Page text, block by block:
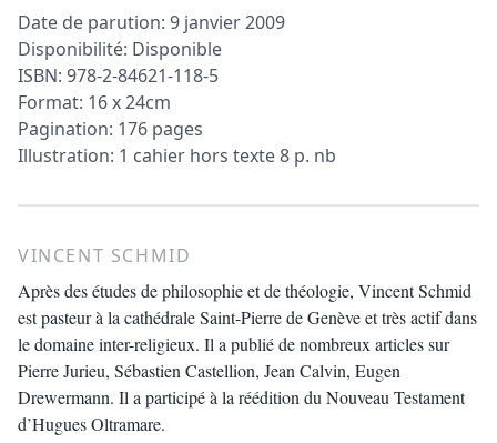
Date de parution: 9 janvier 2009
Disponibilité: Disponible
ISBN: 978-2-84621-118-5
Format: 16 x 24cm
Pagination: 176 pages
Illustration: 1 cahier hors texte 8 p. nb
VINCENT SCHMID
Après des études de philosophie et de théologie, Vincent Schmid
est pasteur à la cathédrale Saint-Pierre de Genève et très actif dans
le domaine inter-religieux. Il a publié de nombreux articles sur
Pierre Jurieu, Sébastien Castellion, Jean Calvin, Eugen
Drewermann. Il a participé à la réédition du Nouveau Testament
d’Hugues Oltramare.